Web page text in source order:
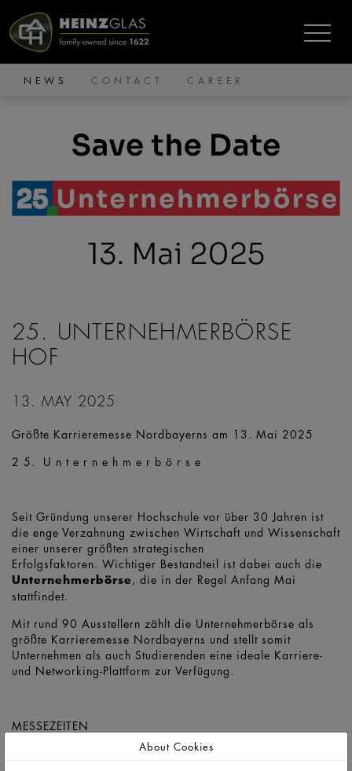
NEWS CONTACT CAREER
25. UNTERNEHMERBÖRSE
HOF
13. MAY 2025
Größte Karrieremesse Nordbayerns am 13. Mai 2025
2 5. U n t e r n e h m e r b ö r s e
Seit Gründung unserer Hochschule vor über 30 Jahren ist
die enge Verzahnung zwischen Wirtschaft und Wissenschaft
einer unserer größten strategischen
Erfolgsfaktoren. Wichtiger Bestandteil ist dabei auch die
Unternehmerbörse, die in der Regel Anfang Mai
stattfindet.
Mit rund 90 Ausstellern zählt die Unternehmerbörse als
größte Karrieremesse Nordbayerns und stellt somit
Unternehmen als auch Studierenden eine ideale Karriere-
und Networking-Plattform zur Verfügung.
MESSEZEITEN
Dienstag: 9.30 - 16.00 UhrAbout Cookies